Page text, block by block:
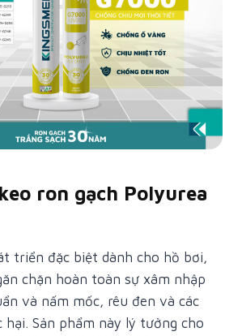
ron gạch Polyurea
triển đặc biệt dành cho hồ bơi,
chặn hoàn toàn sự xâm nhập
và nấm mốc, rêu đen và các
Sản phẩm này lý tưởng cho